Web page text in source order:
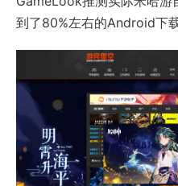
到了80%左右的Android下载